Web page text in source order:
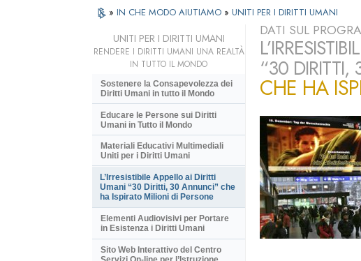
» IN CHE MODO AIUTIAMO » UNITI PER I DIRITTI UMANI
DATI SUL
“30
CHE HA
UNITI PER I DIRITTI UMANI
RENDERE I DIRITTI UMANI UNA REALTÀ
IN TUTTO IL MONDO
Sostenere la Consapevolezza dei
Diritti Umani in tutto il Mondo
Educare le Persone sui Diritti
Umani in Tutto il Mondo
Materiali Educativi Multimediali
Uniti per i Diritti Umani
L’Irresistibile Appello ai Diritti
Umani “30 Diritti, 30 Annunci” che
ha Ispirato Milioni di Persone
Elementi Audiovisivi per Portare
in Esistenza i Diritti Umani
Sito Web Interattivo del Centro